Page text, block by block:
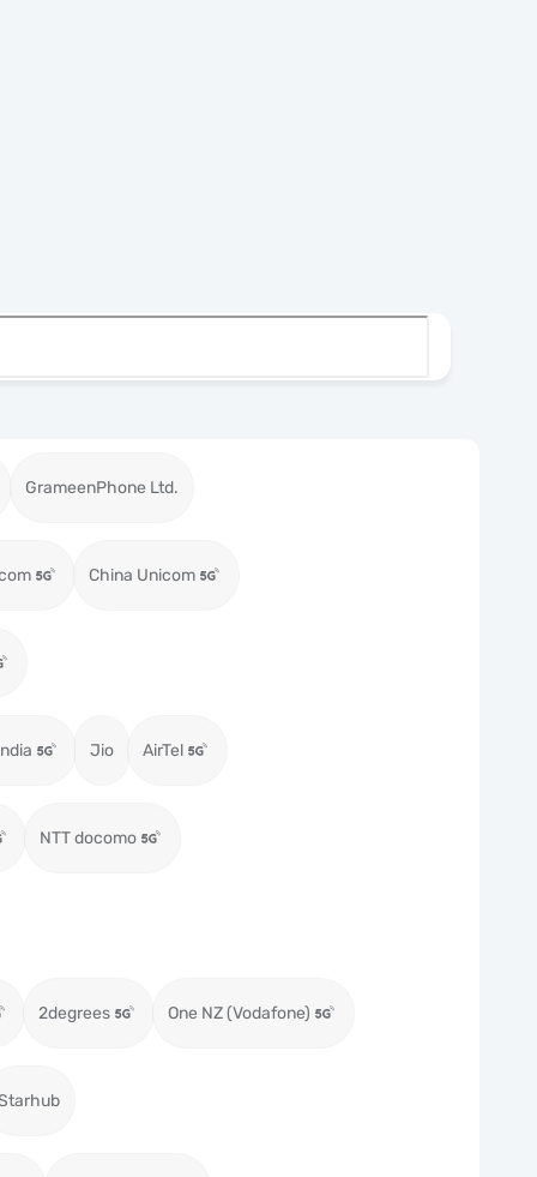
GrameenPhone Ltd.
China Unicom
Jio AirTel
NTT docomo
2degrees One NZ (Vodafone)